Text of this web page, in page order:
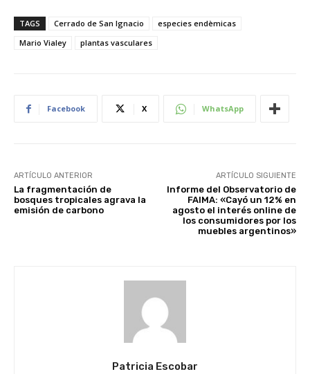
TAGS Cerrado de San Ignacio
especies endèmicas
Mario Vialey
plantas vasculares
Facebook X WhatsApp
ARTÍCULO ANTERIOR
La fragmentación de
bosques tropicales agrava la
emisión de carbono
ARTÍCULO SIGUIENTE
Informe del Observatorio de
FAIMA: «Cayó un 12% en
agosto el interés online de
los consumidores por los
muebles argentinos»
Patricia Escobar